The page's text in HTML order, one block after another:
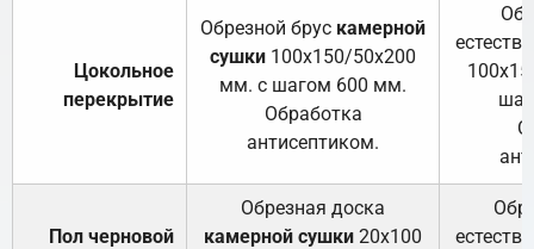
Цокольное
перекрытие
Обрезной брус камерной
сушки 100х150/50х200
мм. с шагом 600 мм.
Обработка
антисептиком.
Пол черновой
Обрезная доска
камерной сушки 20х100